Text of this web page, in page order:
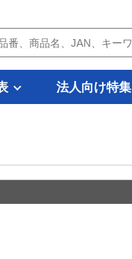
法人向け特集